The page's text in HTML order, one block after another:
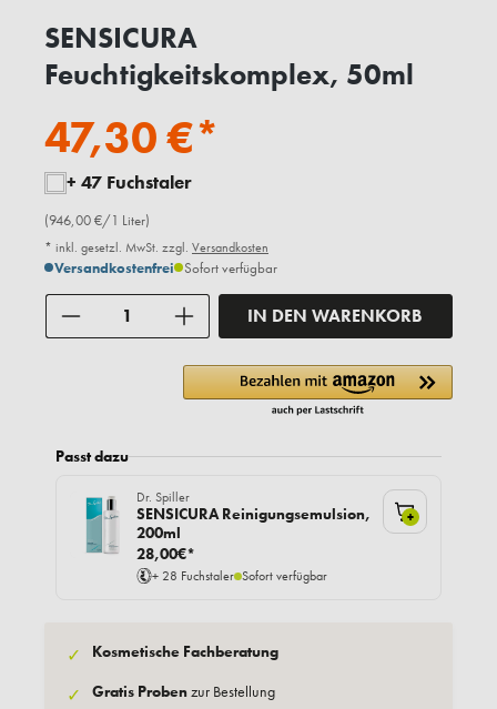
SENSICURA
Feuchtigkeitskomplex, 50ml
47,30 €*
+ 47 Fuchstaler
(946,00 €/1 Liter)
* inkl. gesetzl. MwSt. zzgl. Versandkosten
Versandkostenfrei Sofort verfügbar
IN DEN WARENKORB
Passt dazu
Dr. Spiller
SENSICURA Reinigungsemulsion,
200ml
28,00€*
+ 28 Fuchstaler Sofort verfügbar
+
✓ Kosmetische Fachberatung
✓ Gratis Probenzur Bestellung